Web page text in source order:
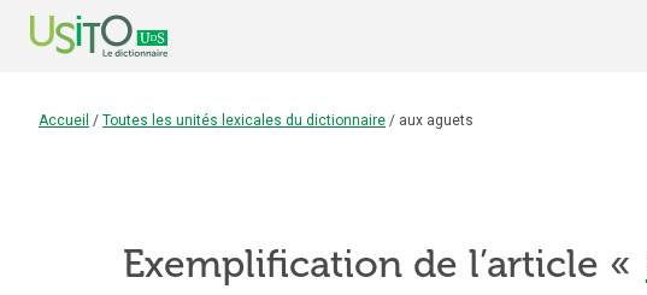
Accueil / Toutes les unités lexicales du dictionnaire / aux aguets
Exemplification de l’article «